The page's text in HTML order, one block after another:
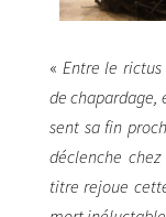
« Entre le
de
sent sa fin
déclenche
titre rejoue